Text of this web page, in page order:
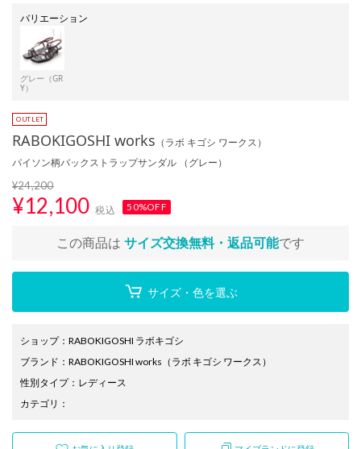
バリエーション
グレー（GR
Y）
RABOKIGOSHI works （ラボ キゴシ ワークス）
パイソン柄バックストラップサンダル （グレー）
¥24,200
¥12,100 税込 50%OFF
この商品は サイズ交換無料・返品可能です
サイズ・色を選ぶ
ショップ： RABOKIGOSHI ラボキゴシ
ブランド ： RABOKIGOSHI works （ラボ キゴシ ワークス）
性別タイプ： レディース
カテゴリ ：